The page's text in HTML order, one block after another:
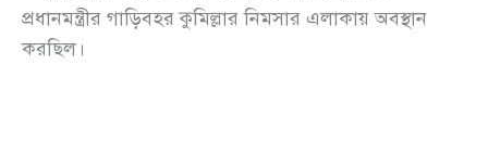
প্রধানমন্ত্রীর গাড়িবহর কুমিল্লার নিমসার এলাকায় অবস্থান
করছিল।